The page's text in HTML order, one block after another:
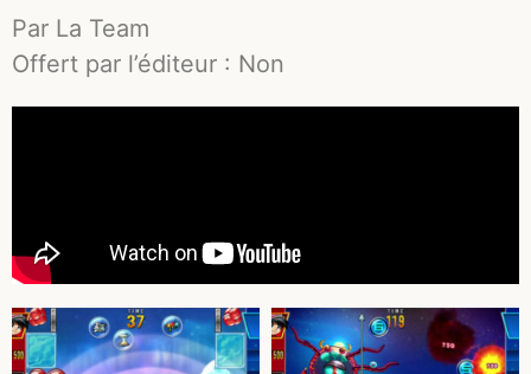
Par La Team
Offert par l’éditeur : Non